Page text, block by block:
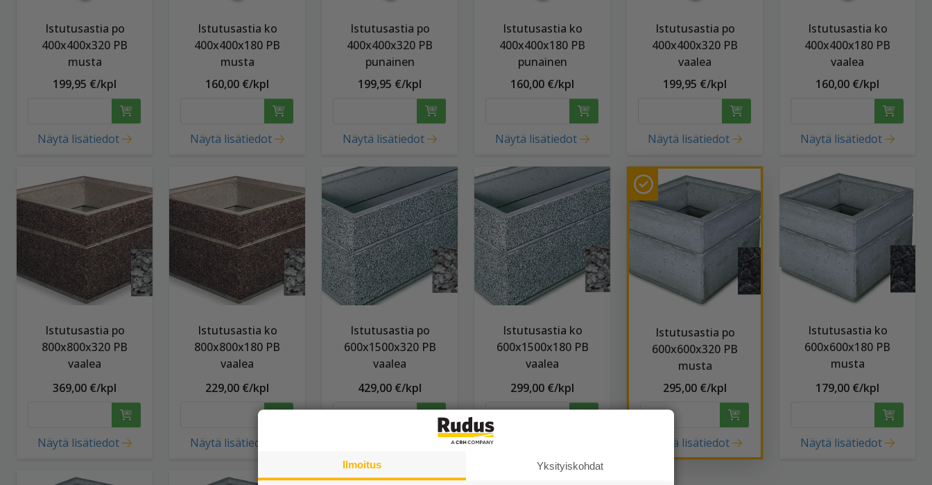
Istutusastia po
400x400x320 PB
musta
199,95 €/kpl
Näytä lisätiedot
Istutusastia ko
400x400x180 PB
musta
160,00 €/kpl
Näytä lisätiedot
Istutusastia po
400x400x320 PB
punainen
199,95 €/kpl
Näytä lisätiedot
Istutusastia ko
400x400x180 PB
punainen
160,00 €/kpl
Näytä lisätiedot
Istutusastia po
400x400x320 PB
vaalea
199,95 €/kpl
Näytä lisätiedot
Istutusastia ko
400x400x180 PB
vaalea
160,00 €/kpl
Näytä lisätiedot
Istutusastia po
800x800x320 PB
vaalea
369,00 €/kpl
Näytä lisätiedot
Istutusastia ko
800x800x180 PB
vaalea
229,00 €/kpl
Näytä lisätiedot
Istutusastia po
600x1500x320 PB
vaalea
429,00 €/kpl
Istutusastia ko
600x1500x180 PB
vaalea
299,00 €/kpl
Istutusastia po
600x600x320 PB
musta
295,00 €/kpl
Näytä lisätiedot
Istutusastia ko
600x600x180 PB
musta
179,00 €/kpl
Näytä lisätiedot
Ilmoitus Yksityiskohdat